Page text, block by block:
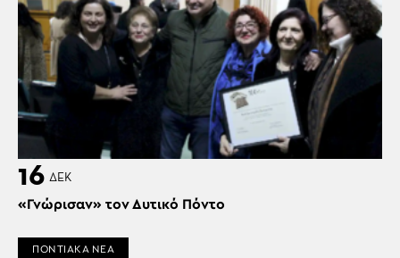
16 ΔΕΚ
«Γνώρισαν» τον Δυτικό Πόντο
ΠΟΝΤΙΑΚΑ ΝΕΑ